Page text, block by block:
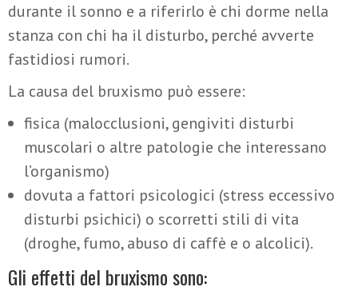
durante il sonno e a riferirlo è chi dorme nella
stanza con chi ha il disturbo, perché avverte
fastidiosi rumori.
La causa del bruxismo può essere:
fisica (malocclusioni, gengiviti disturbi
muscolari o altre patologie che interessano
l’organismo)
dovuta a fattori psicologici (stress eccessivo
disturbi psichici) o scorretti stili di vita
(droghe, fumo, abuso di caffè e o alcolici).
Gli effetti del bruxismo sono: